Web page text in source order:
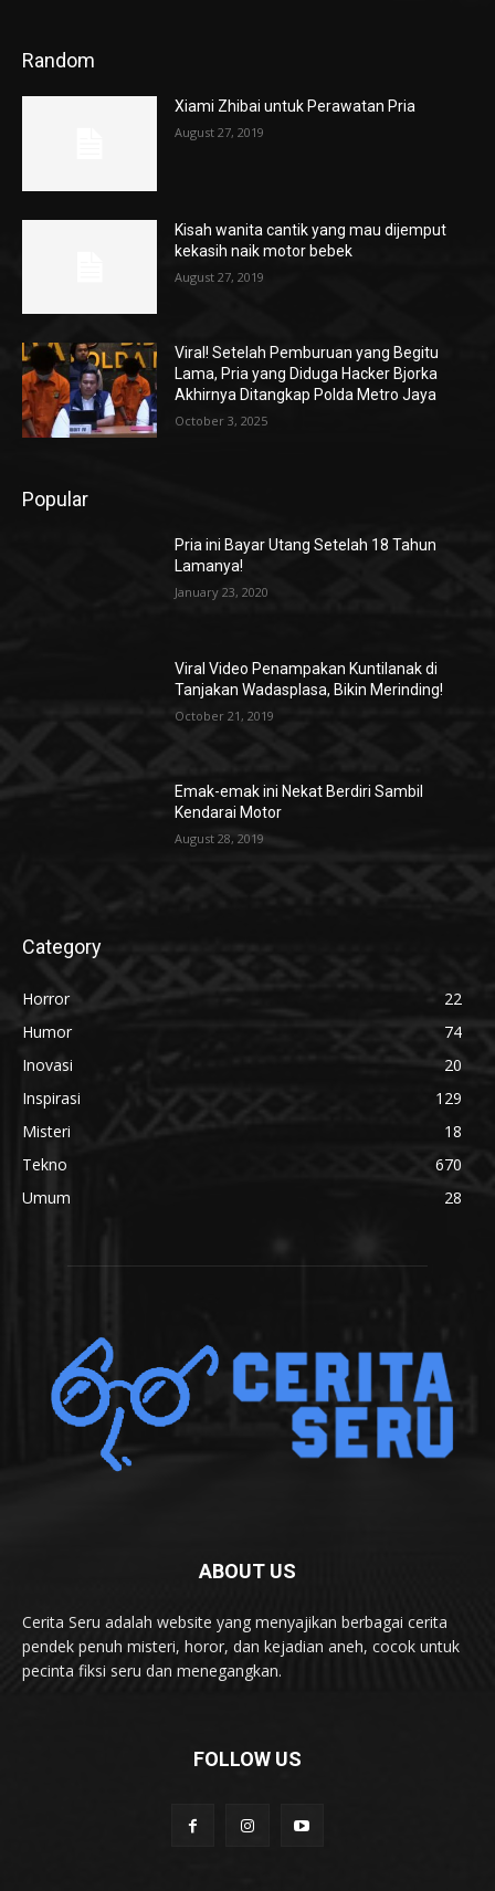
Random
Xiami Zhibai untuk Perawatan Pria
August 27, 2019
Kisah wanita cantik yang mau dijemput
kekasih naik motor bebek
August 27, 2019
Viral! Setelah Pemburuan yang Begitu
Lama, Pria yang Diduga Hacker Bjorka
Akhirnya Ditangkap Polda Metro Jaya
October 3, 2025
Popular
Pria ini Bayar Utang Setelah 18 Tahun
Lamanya!
January 23, 2020
Viral Video Penampakan Kuntilanak di
Tanjakan Wadasplasa, Bikin Merinding!
October 21, 2019
Emak-emak ini Nekat Berdiri Sambil
Kendarai Motor
August 28, 2019
Category
Horror
22
Humor
74
Inovasi
20
Inspirasi
129
Misteri
18
Tekno
670
Umum
28
ABOUT US
Cerita Seru adalah website yang menyajikan berbagai cerita
pendek penuh misteri, horor, dan kejadian aneh, cocok untuk
pecinta fiksi seru dan menegangkan.
FOLLOW US